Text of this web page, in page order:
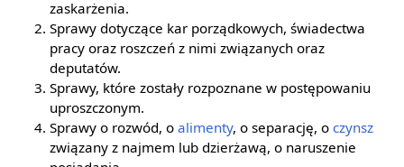
zaskarżenia.
Sprawy dotyczące kar porządkowych, świadectwa
pracy oraz roszczeń z nimi związanych oraz
deputatów.
Sprawy, które zostały rozpoznane w postępowaniu
uproszczonym.
Sprawy o rozwód, oalimenty, o separację, oczynsz
związany z najmem lub dzierżawą, o naruszenie